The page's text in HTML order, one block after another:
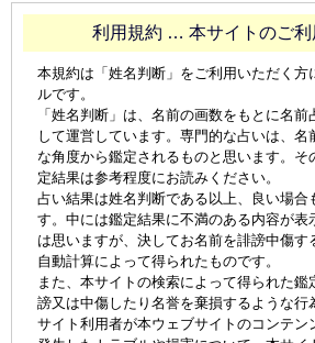
利用規約 … 本サイトのご利
本規約は「姓名判断」をご利用いただく方
ルです。
「姓名判断」は、名前の画数をもとに名前
して運営しています。専門的な占いは、名
な角度から鑑定されるものと思います。そ
定結果は参考程度にお読みください。
占い結果は姓名判断である以上、良い場合
す。中には鑑定結果に不満のある内容が表
は思いますが、決してお名前を誹謗中傷す
自動計算によって得られたものです。
また、本サイトの検索によって得られた
謗又は中傷したり名誉を棄損するような行
サイト利用者が本ウェブサイトのコンテン